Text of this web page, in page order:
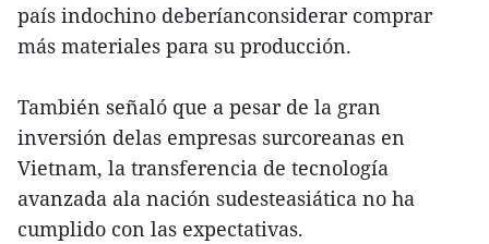
país indochino deberíanconsiderar comprar
más materiales para su producción.
También señaló que a pesar de la gran
inversión delas empresas surcoreanas en
Vietnam, la transferencia de tecnología
avanzada ala nación sudesteasiática no ha
cumplido con las expectativas.